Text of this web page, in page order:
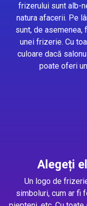
frizerului sunt alb-
natura afacerii. Pe
sunt, de
unei frizerie. Cu
culoare dacă
poate oferi
Alegeți
Un logo de
simboluri, cum ar fi